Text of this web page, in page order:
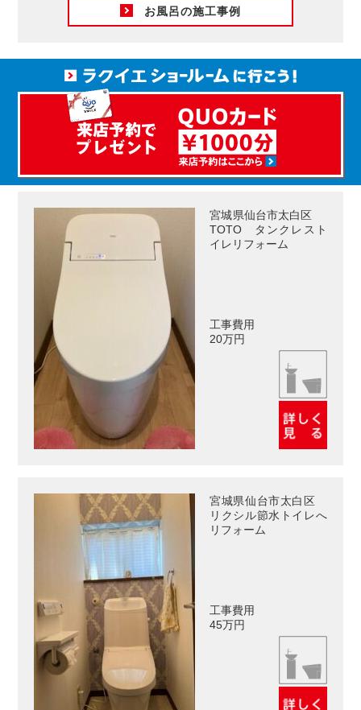
お風呂の施工事例
宮城県仙台市太白区
TOTO タンクレスト
イレリフォーム
工事費用
20万円
宮城県仙台市太白区
リクシル節水トイレへ
リフォーム
工事費用
45万円